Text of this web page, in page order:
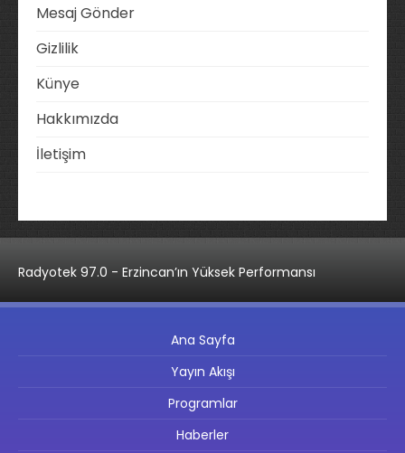
Mesaj Gönder
Gizlilik
Künye
Hakkımızda
İletişim
Radyotek 97.0 - Erzincan’ın Yüksek Performansı
Ana Sayfa
Yayın Akışı
Programlar
Haberler